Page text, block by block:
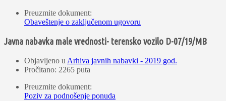
Preuzmite dokument:
Obaveštenje o zaključenom ugovoru
Javna nabavka male vrednosti- terensko vozilo D-07/19/MB
Objavljeno u Arhiva javnih nabavki - 2019 god.
Pročitano: 2265 puta
Preuzmite dokument:
Poziv za podnošenje ponuda